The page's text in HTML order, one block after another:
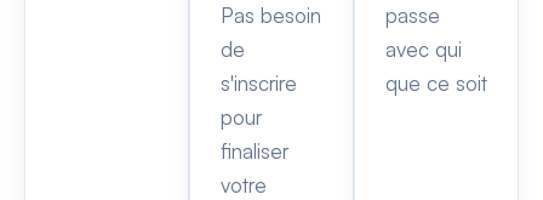
Pas besoin
de
s'inscrire
pour
finaliser
votre
passe
avec qui
que ce soit